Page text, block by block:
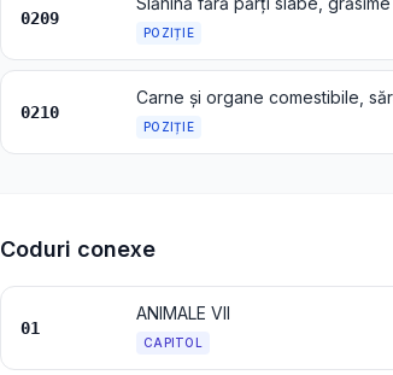
0209
POZIȚIE
0210
POZIȚIE
Coduri conexe
01
ANIMALE VII
CAPITOL